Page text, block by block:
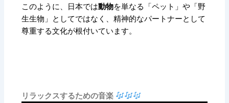
このように、日本では動物を単なる「ペット」や「野
生生物」としてではなく、精神的なパートナーとして
尊重する文化が根付いています。
リラックスするための音楽